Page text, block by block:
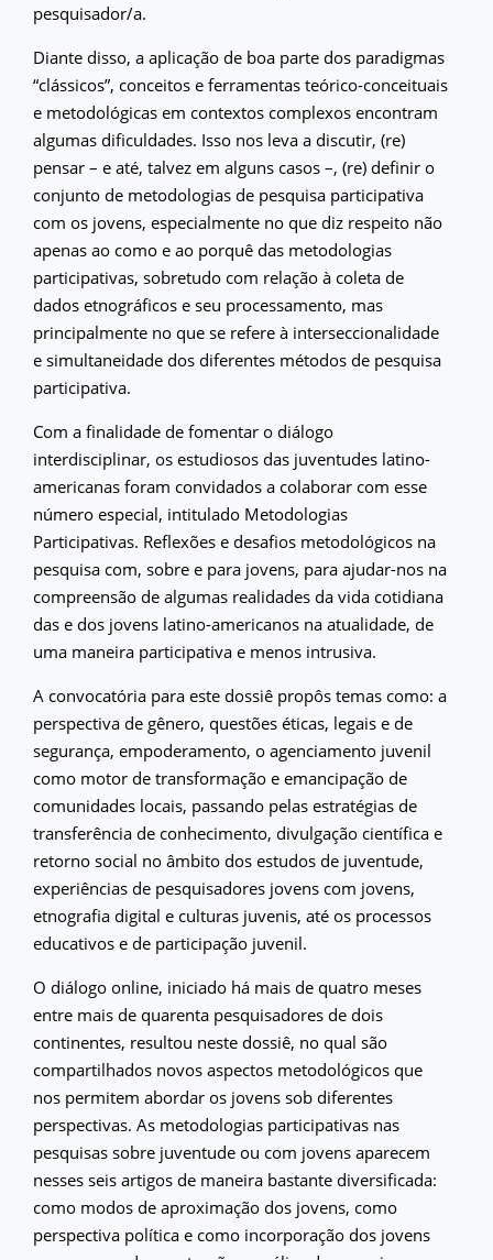
pesquisador/a.
Diante disso, a aplicação de boa parte dos paradigmas
“clássicos”, conceitos e ferramentas teórico-conceituais
e metodológicas em contextos complexos encontram
algumas dificuldades. Isso nos leva a discutir, (re)
pensar – e até, talvez em alguns casos –, (re) definir o
conjunto de metodologias de pesquisa participativa
com os jovens, especialmente no que diz respeito não
apenas ao como e ao porquê das metodologias
participativas, sobretudo com relação à coleta de
dados etnográficos e seu processamento, mas
principalmente no que se refere à interseccionalidade
e simultaneidade dos diferentes métodos de pesquisa
participativa.
Com a finalidade de fomentar o diálogo
interdisciplinar, os estudiosos das juventudes latino-
americanas foram convidados a colaborar com esse
número especial, intitulado Metodologias
Participativas. Reflexões e desafios metodológicos na
pesquisa com, sobre e para jovens, para ajudar-nos na
compreensão de algumas realidades da vida cotidiana
das e dos jovens latino-americanos na atualidade, de
uma maneira participativa e menos intrusiva.
A convocatória para este dossiê propôs temas como: a
perspectiva de gênero, questões éticas, legais e de
segurança, empoderamento, o agenciamento juvenil
como motor de transformação e emancipação de
comunidades locais, passando pelas estratégias de
transferência de conhecimento, divulgação científica e
retorno social no âmbito dos estudos de juventude,
experiências de pesquisadores jovens com jovens,
etnografia digital e culturas juvenis, até os processos
educativos e de participação juvenil.
O diálogo online, iniciado há mais de quatro meses
entre mais de quarenta pesquisadores de dois
continentes, resultou neste dossiê, no qual são
compartilhados novos aspectos metodológicos que
nos permitem abordar os jovens sob diferentes
perspectivas. As metodologias participativas nas
pesquisas sobre juventude ou com jovens aparecem
nesses seis artigos de maneira bastante diversificada:
como modos de aproximação dos jovens, como
perspectiva política e como incorporação dos jovens